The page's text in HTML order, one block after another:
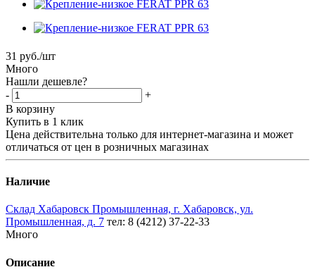
31 руб./шт
Много
Нашли дешевле?
-
+
В корзину
Купить в 1 клик
Цена действительна только для интернет-магазина и может
отличаться от цен в розничных магазинах
Наличие
Склад Хабаровск Промышленная, г. Хабаровск, ул.
Промышленная, д. 7 тел: 8 (4212) 37-22-33
Много
Описание